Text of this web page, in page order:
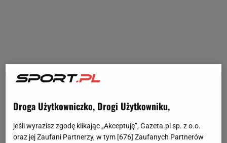
Droga Użytkowniczko, Drogi Użytkowniku,
jeśli wyrazisz zgodę klikając „Akceptuję”, Gazeta.pl sp. z o.o.
oraz jej Zaufani Partnerzy, w tym [676] Zaufanych Partnerów